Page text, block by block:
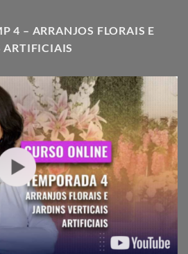
4 – ARRANJOS FLORAIS E
ARTIFICIAIS